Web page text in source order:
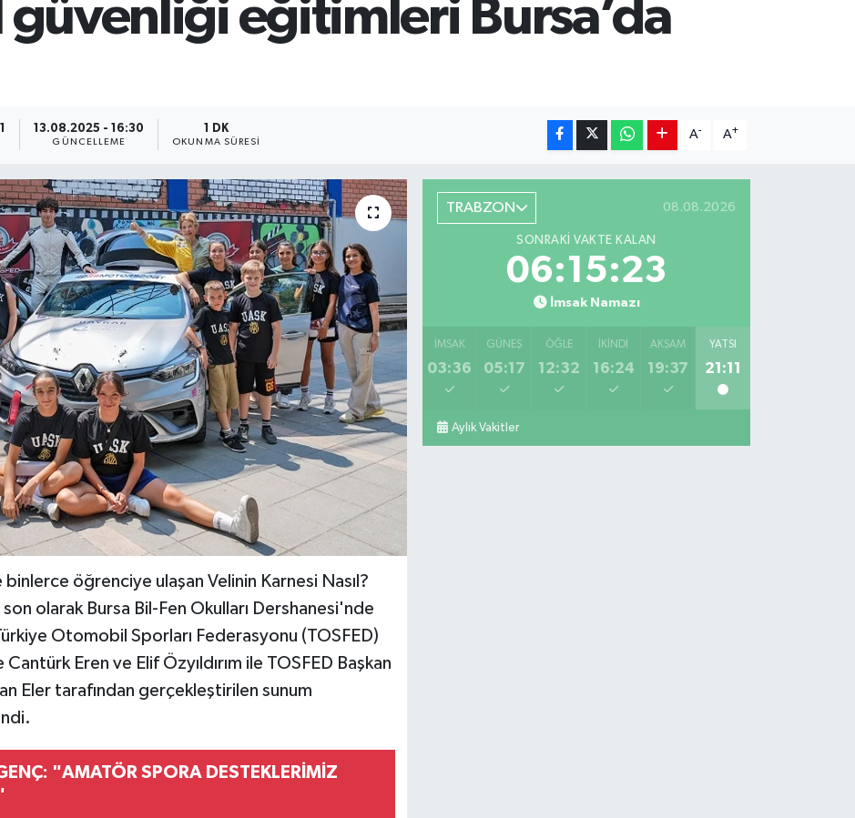
güvenliği eğitimleri Bursa’da
13.08.2025 - 16:30
GÜNCELLEME
1 DK
OKUNMA SÜRESI
A- A+
öğrenciye ulaşan Velinin Karnesi Nasıl?
olarak Bursa Bil-Fen Okulları Dershanesi'nde
Otomobil Sporları Federasyonu (TOSFED)
Eren ve Elif Özyıldırım ile TOSFED Başkan
Eler tarafından gerçekleştirilen sunum
"AMATÖR SPORA DESTEKLERİMİZ
TRABZON 08.08.2026
SONRAKI VAKTE KALAN
06:15:22
İmsak Namazı
İMSAK
03:36
GÜNEŞ
05:17
ÖĞLE
12:32
İKINDI
16:24
AKŞAM
19:37
YATSI
21:11
Aylık Vakitler